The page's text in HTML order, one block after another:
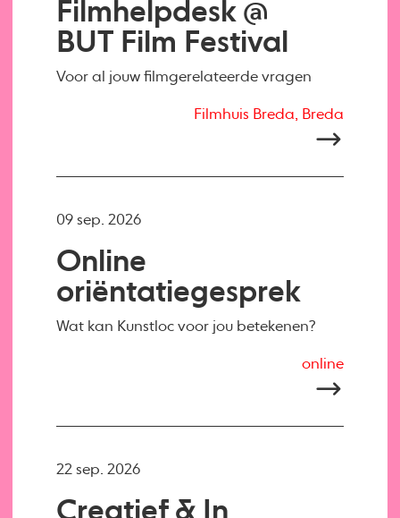
Filmhelpdesk @
BUT Film Festival
Voor al jouw filmgerelateerde vragen
Filmhuis Breda, Breda
Online
oriëntatiegesprek
Wat kan Kunstloc voor jou betekenen?
09 sep. 2026
online
22 sep. 2026